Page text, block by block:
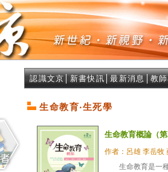
認識文京 新書快訊 │最新消息 教
生命教育‧生死學
生命教育概論（
作者：呂雄 李岳牧
生命教育是一種